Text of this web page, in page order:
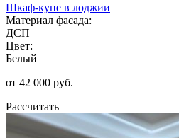
Шкаф-купе в лоджии
Материал фасада:
ДСП
Цвет:
Белый
от 42 000 руб.
Рассчитать